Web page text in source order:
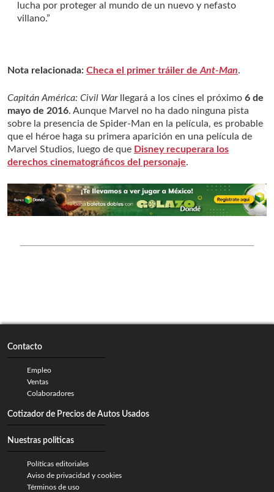
lucha por proteger al mundo de un nuevo y nefasto
villano.”
Nota relacionada: Checa el primer tráiler deAnt-Man.
Capitán América: Civil Warllegará a los cines el próximo 6 de
mayo de 2016. Aunque Marvel no ha dado ninguna pista
sobre la presencia de Spider-Man en la película, es probable
que el héroe haga su primera aparición en una película de
Marvel Studios, luego de que Disney recuperara los
derechos cinematográficos del personaje.
Contacto
Empleo
Ventas
Colaboradores
Cotizador de Precios de Autos Usados
Nuestras politicas
Políticas editoriales
Aviso de privacidad y cookies
Términos de uso